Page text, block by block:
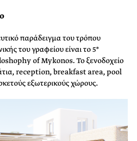
παράδειγμα του τρόπου
του γραφείου είναι το 5*
of Mykonos. Το ξενοδοχείο
reception, breakfast area, pool
εξωτερικούς χώρους.